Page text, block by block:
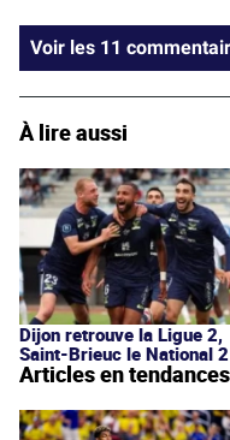
Voir les 11
À lire aussi
Dijon retrouve la Ligue 2,
Saint-Brieuc le National 2
Articles en tendances